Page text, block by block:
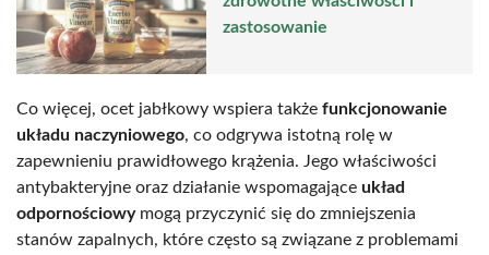
zastosowanie
Co więcej, ocet jabłkowy wspiera także funkcjonowanie
układu naczyniowego, co odgrywa istotną rolę w
zapewnieniu prawidłowego krążenia. Jego właściwości
antybakteryjne oraz działanie wspomagające układ
odpornościowymogą przyczynić się do zmniejszenia
stanów zapalnych, które często są związane z problemami